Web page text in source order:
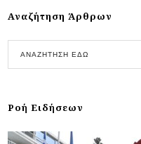
Αναζήτηση Άρθρων
Ροή Ειδήσεων